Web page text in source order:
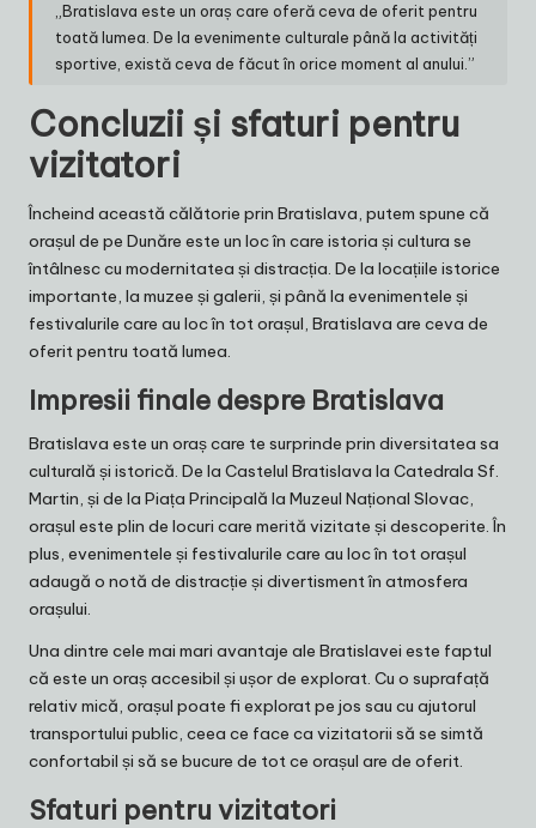
„Bratislava este un oraș care oferă ceva de oferit pentru
toată lumea. De la evenimente culturale până la activități
sportive, există ceva de făcut în orice moment al anului.”
Concluzii și sfaturi pentru
vizitatori
Încheind această călătorie prin Bratislava, putem spune că
orașul de pe Dunăre este un loc în care istoria și cultura se
întâlnesc cu modernitatea și distracția. De la locațiile istorice
importante, la muzee și galerii, și până la evenimentele și
festivalurile care au loc în tot orașul, Bratislava are ceva de
oferit pentru toată lumea.
Impresii finale despre Bratislava
Bratislava este un oraș care te surprinde prin diversitatea sa
culturală și istorică. De la Castelul Bratislava la Catedrala Sf.
Martin, și de la Piața Principală la Muzeul Național Slovac,
orașul este plin de locuri care merită vizitate și descoperite. În
plus, evenimentele și festivalurile care au loc în tot orașul
adaugă o notă de distracție și divertisment în atmosfera
orașului.
Una dintre cele mai mari avantaje ale Bratislavei este faptul
că este un oraș accesibil și ușor de explorat. Cu o suprafață
relativ mică, orașul poate fi explorat pe jos sau cu ajutorul
transportului public, ceea ce face ca vizitatorii să se simtă
confortabil și să se bucure de tot ce orașul are de oferit.
Sfaturi pentru vizitatori